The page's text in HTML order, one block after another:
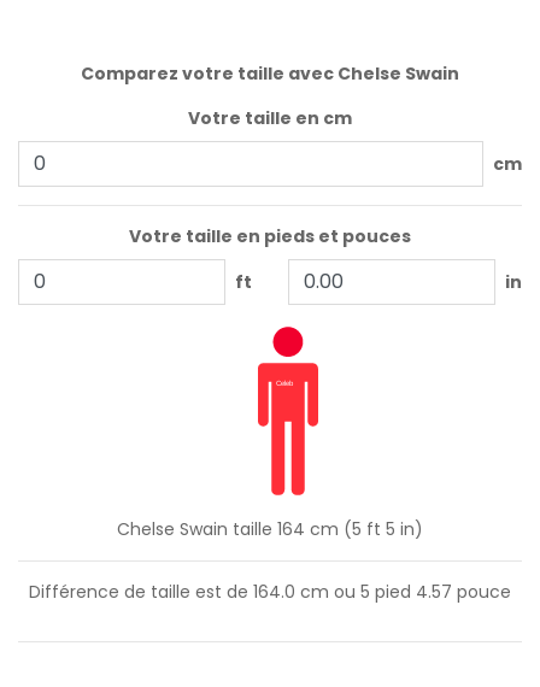
Comparez votre taille avec Chelse Swain
Votre taille en cm
cm
Votre taille en pieds et pouces
ft
in
Chelse Swain taille 164 cm (5 ft 5 in)
Différence de taille est de 164.0 cm ou 5 pied 4.57 pouce